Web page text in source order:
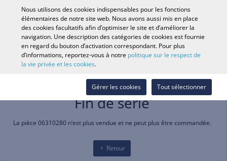
Recherche par véhicule
Rechercher dans
le magasin
Se
Fin de série
La pièce 06310280 n’est plus vendue et ne peut plus être commandée.
Retour
Nous utilisons des cookies indispensables pour les fonctions
élémentaires de notre site web. Nous avons aussi mis en place
des cookies facultatifs afin d’optimiser le site et d’améliorer la
navigation. Une description des catégories de cookies est fournie
en regard du bouton d’activation correspondant. Pour plus
d’informations, reportez-vous à notre politique sur le respect de
la vie privée et les cookies.
Tout sélectionner
Gérer les cookies